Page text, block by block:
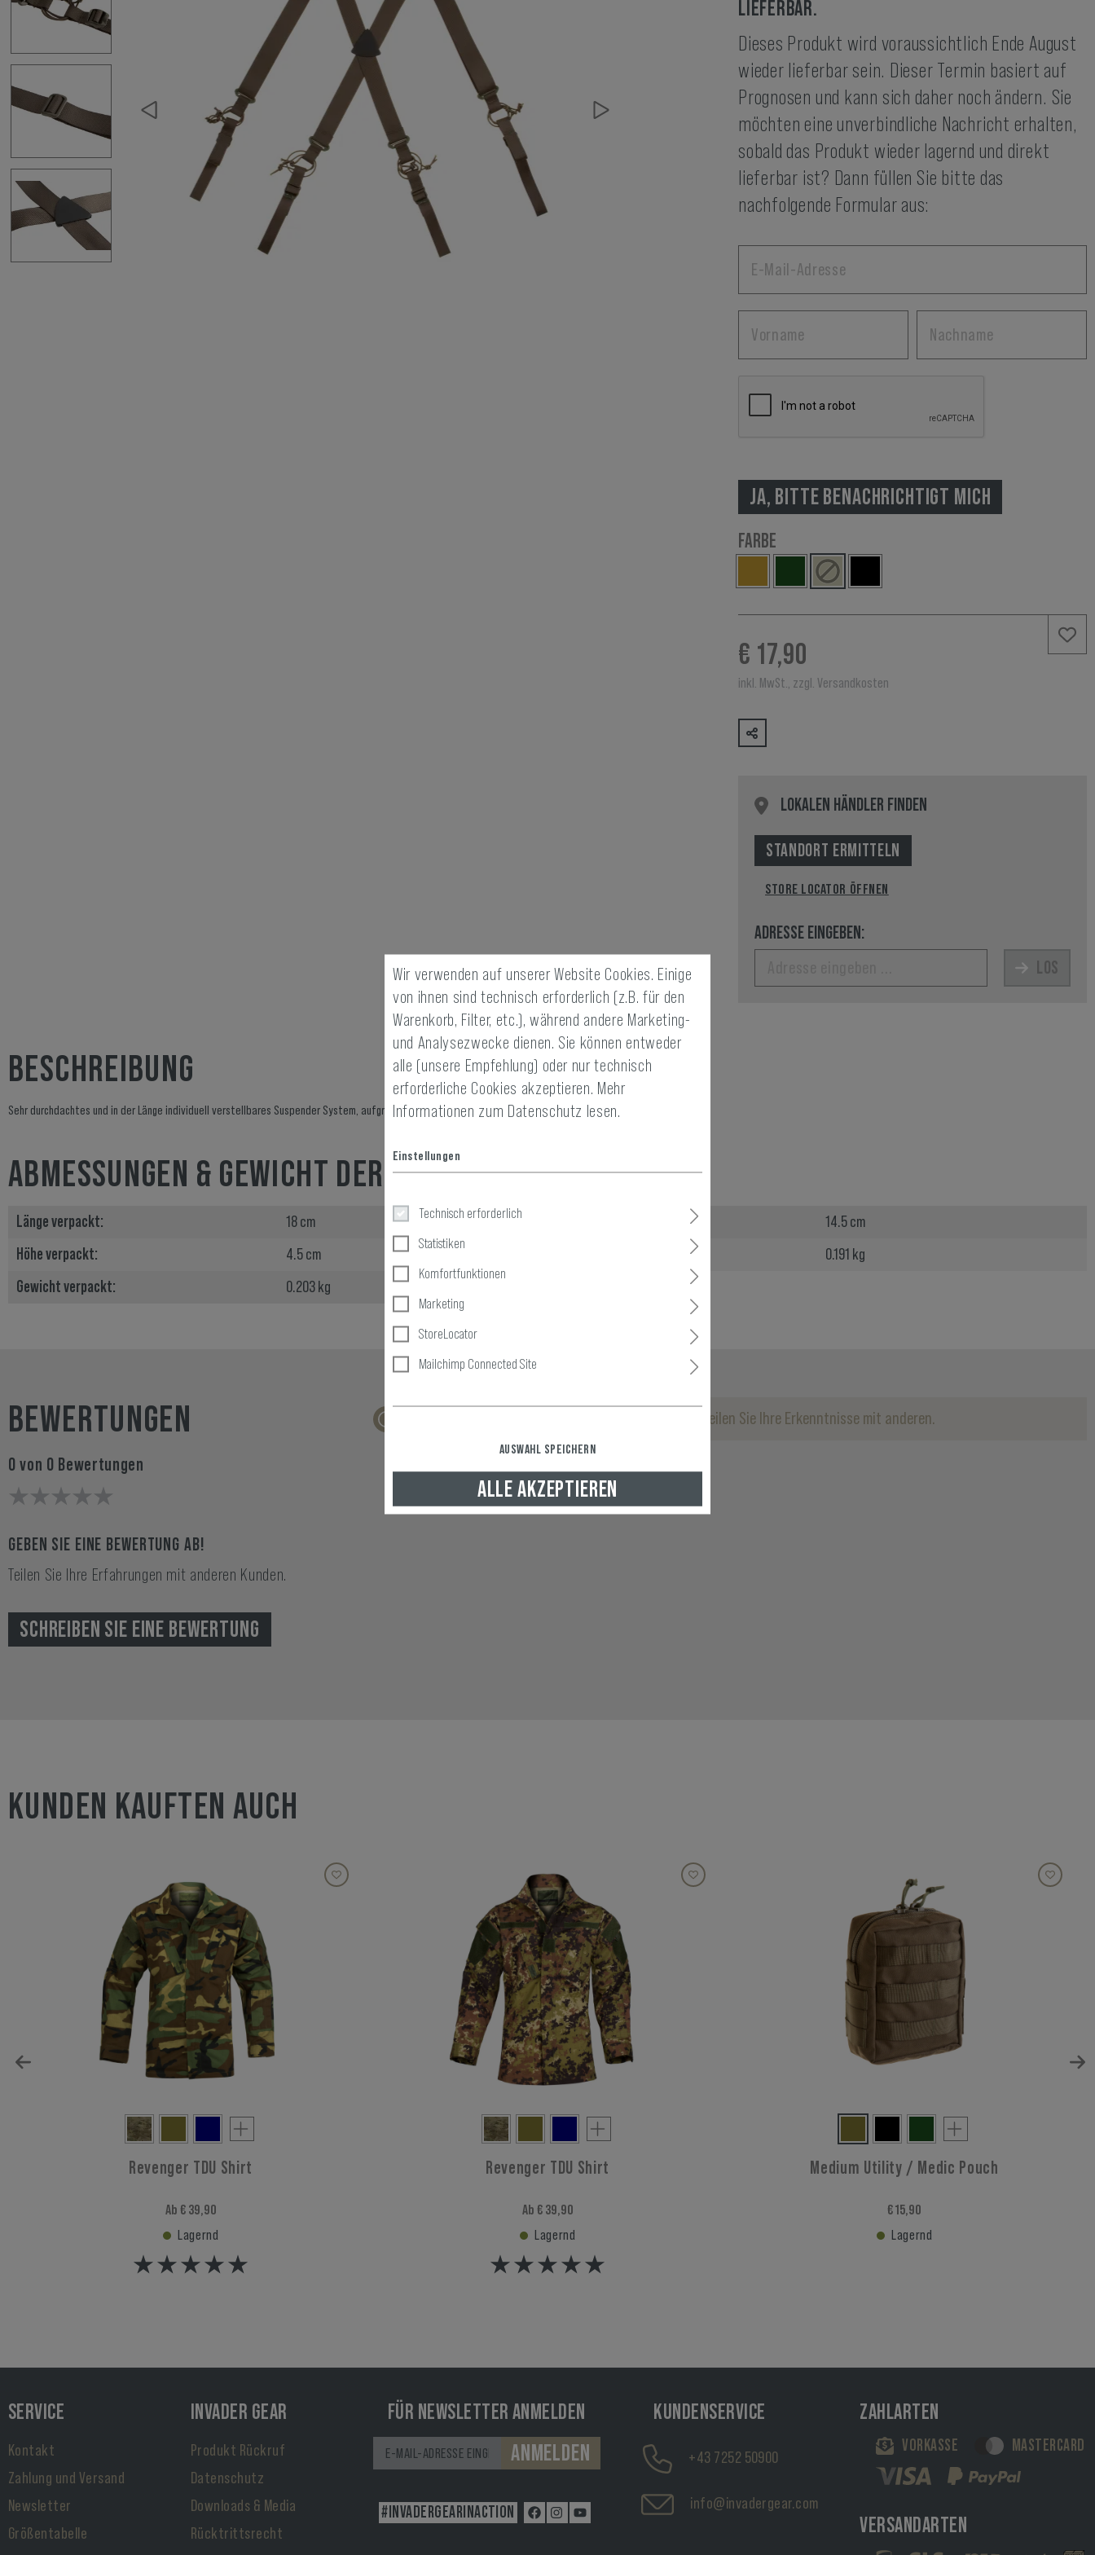
Rucksäcke
Trinkrucksäcke
LIEFERBAR.
Dieses Produkt wird voraussichtlich Ende August
wieder lieferbar sein. Dieser Termin basiert auf
Prognosen und kann sich daher noch ändern. Sie
möchten eine unverbindliche Nachricht erhalten,
sobald das Produkt wieder lagernd und direkt
lieferbar ist? Dann füllen Sie bitte das
nachfolgende Formular aus:
JA, BITTE BENACHRICHTIGT MICH
FARBE
€ 17,90
inkl. MwSt., zzgl. Versandkosten
LOKALEN HÄNDLER FINDEN
STANDORT ERMITTELN
STORE LOCATOR ÖFFNEN
ADRESSE EINGEBEN:
LOS
BESCHREIBUNG
Sehr durchdachtes und in der Länge individuell verstellbares Suspender System, aufgrund seiner Einfachheit kann es auch unter Armor Carri...
ABMESSUNGEN & GEWICHT DER VERPACKUNG
Länge verpackt: 18 cm
14.5 cm
Höhe verpackt:
4.5 cm
0.191 kg
Gewicht verpackt:
0.203 kg
BEWERTUNGEN
0 von 0 Bewertungen
GEBEN SIE EINE BEWERTUNG AB!
Teilen Sie Ihre Erfahrungen mit anderen Kunden.
SCHREIBEN SIE EINE BEWERTUNG
Keine Bewertungen gefunden. Gehen Sie voran und teilen Sie Ihre Erkenntnisse mit anderen.
KUNDEN KAUFTEN AUCH
Revenger TDU Shirt
Ab € 39,90
Lagernd
Revenger TDU Shirt
Ab € 39,90
Lagernd
Medium Utility / Medic Pouch
€ 15,90
Lagernd
SERVICE
Kontakt
Zahlung und Versand
Newsletter
Größentabelle
INVADER GEAR
Produkt Rückruf
Datenschutz
Downloads & Media
Rücktrittsrecht
FÜR NEWSLETTER ANMELDEN
ANMELDEN
#INVADERGEARINACTION
KUNDENSERVICE
+43 7252 50900
info@invadergear.com
ZAHLARTEN
VORKASSE MASTERCARD
VERSANDARTEN
Wir verwenden auf unserer Website Cookies. Einige
von ihnen sind technisch erforderlich (z.B. für den
Warenkorb, Filter, etc.), während andere Marketing-
und Analysezwecke dienen. Sie können entweder
alle (unsere Empfehlung) oder nur technisch
erforderliche Cookies akzeptieren. Mehr
Informationen zum Datenschutz lesen.
Einstellungen
Technisch erforderlich
Statistiken
Komfortfunktionen
Marketing
StoreLocator
Mailchimp Connected Site
AUSWAHL SPEICHERN
ALLE AKZEPTIEREN